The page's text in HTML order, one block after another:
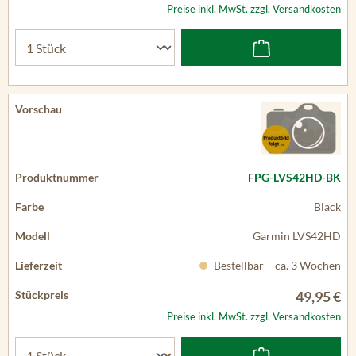
Preise inkl. MwSt. zzgl. Versandkosten
FPG-LVS42HD-BK
Black
Garmin LVS42HD
Bestellbar – ca. 3 Wochen
49,95 €
Preise inkl. MwSt. zzgl. Versandkosten